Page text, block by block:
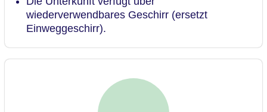
wiederverwendbares Geschirr (ersetzt
Einweggeschirr).